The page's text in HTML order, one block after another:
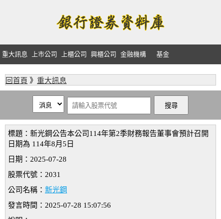
重大訊息 上市公司 上櫃公司 興櫃公司 金融機構 基金
回首頁 》 重大訊息
標題：新光鋼公告本公司114年第2季財務報告董事會預計召開
日期為 114年8月5日
日期：2025-07-28
股票代號：2031
公司名稱： 新光鋼
發言時間：2025-07-28 15:07:56